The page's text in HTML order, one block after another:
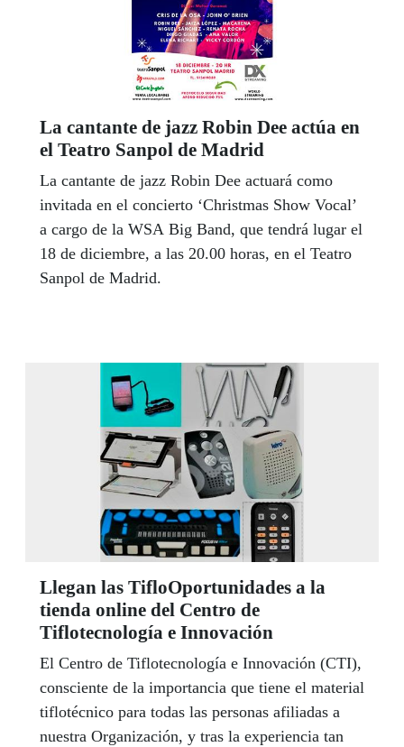
La cantante de jazz Robin Dee actúa en
el Teatro Sanpol de Madrid
La cantante de jazz Robin Dee actuará como
invitada en el concierto ‘Christmas Show Vocal’
a cargo de la WSA Big Band, que tendrá lugar el
18 de diciembre, a las 20.00 horas, en el Teatro
Sanpol de Madrid.
Llegan las TifloOportunidades a la
tienda online del Centro de
Tiflotecnología e Innovación
El Centro de Tiflotecnología e Innovación (CTI),
consciente de la importancia que tiene el material
tiflotécnico para todas las personas afiliadas a
nuestra Organización, y tras la experiencia tan